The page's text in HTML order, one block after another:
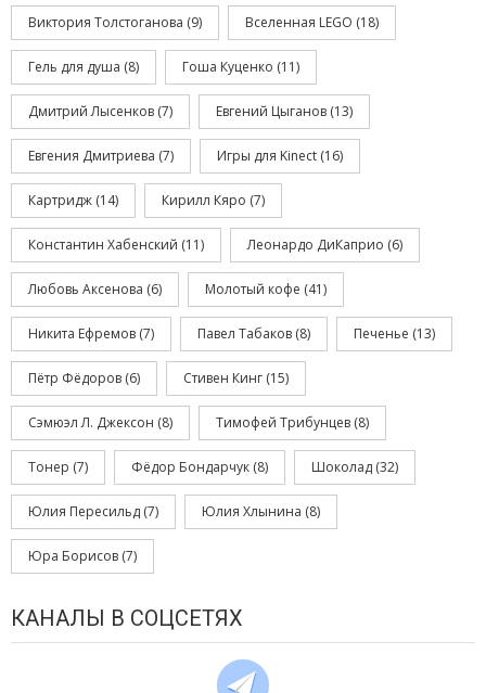
Виктория Толстоганова (9) Вселенная LEGO (18)
Гель для душа (8) Гоша Куценко (11)
Дмитрий Лысенков (7) Евгений Цыганов (13)
Евгения Дмитриева (7) Игры для Kinect (16)
Картридж (14) Кирилл Кяро (7)
Константин Хабенский (11) Леонардо ДиКаприо (6)
Любовь Аксенова (6) Молотый кофе (41)
Никита Ефремов (7) Павел Табаков (8) Печенье (13)
Пётр Фёдоров (6) Стивен Кинг (15)
Сэмюэл Л. Джексон (8) Тимофей Трибунцев (8)
Тонер (7) Фёдор Бондарчук (8) Шоколад (32)
Юлия Пересильд (7) Юлия Хлынина (8)
Юра Борисов (7)
КАНАЛЫ В СОЦСЕТЯХ